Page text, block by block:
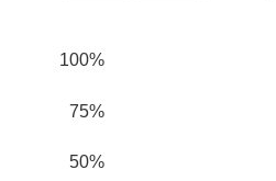
The chart has 2 X axes
The chart has 2 Y axes
50%
75%
100%